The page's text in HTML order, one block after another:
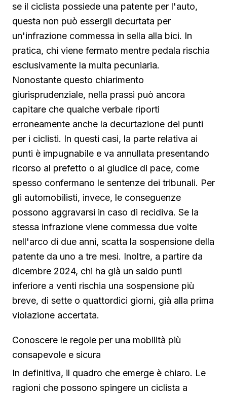
se il ciclista possiede una patente per l'auto,
questa non può essergli decurtata per
un'infrazione commessa in sella alla bici. In
pratica, chi viene fermato mentre pedala rischia
esclusivamente la multa pecuniaria.
Nonostante questo chiarimento
giurisprudenziale, nella prassi può ancora
capitare che qualche verbale riporti
erroneamente anche la decurtazione dei punti
per i ciclisti. In questi casi, la parte relativa ai
punti è impugnabile e va annullata presentando
ricorso al prefetto o al giudice di pace, come
spesso confermano le sentenze dei tribunali. Per
gli automobilisti, invece, le conseguenze
possono aggravarsi in caso di recidiva. Se la
stessa infrazione viene commessa due volte
nell'arco di due anni, scatta la sospensione della
patente da uno a tre mesi. Inoltre, a partire da
dicembre 2024, chi ha già un saldo punti
inferiore a venti rischia una sospensione più
breve, di sette o quattordici giorni, già alla prima
violazione accertata.
Conoscere le regole per una mobilità più
consapevole e sicura
In definitiva, il quadro che emerge è chiaro. Le
ragioni che possono spingere un ciclista a